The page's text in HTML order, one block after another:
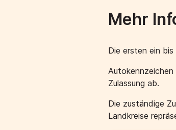
Mehr
Die ersten ein
Zulassung ab.
Die zuständige
Landkreise